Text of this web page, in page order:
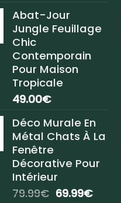
initial
était :
69.99€.
est :
Abat-Jour
Jungle Feuillage
Chic
Contemporain
Pour Maison
Tropicale
49.00€
Déco Murale En
Métal Chats À La
Fenêtre
Décorative Pour
Intérieur
79.99€ Le
69.99€Le